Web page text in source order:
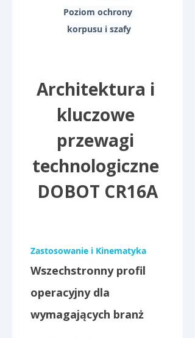
Poziom ochrony
korpusu i szafy
Architektura i
kluczowe
przewagi
technologiczne
DOBOT CR16A
Zastosowanie i Kinematyka
Wszechstronny profil
operacyjny dla
wymagających branż